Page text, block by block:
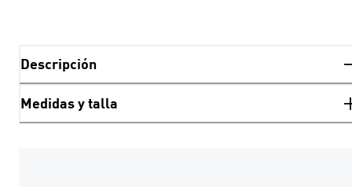
Descripción
Medidas y talla